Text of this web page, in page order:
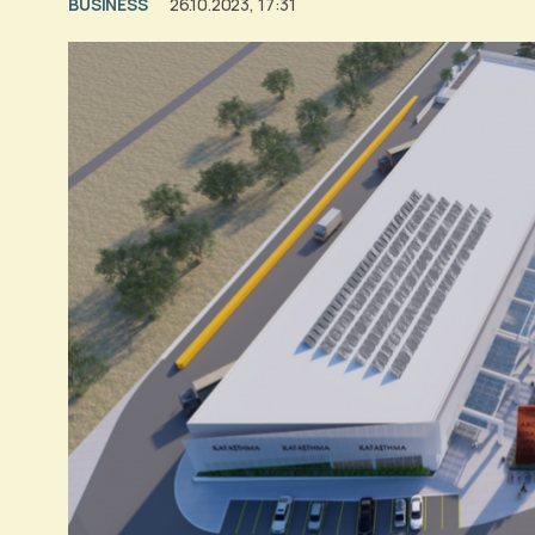
BUSINESS 26.10.2023, 17:31